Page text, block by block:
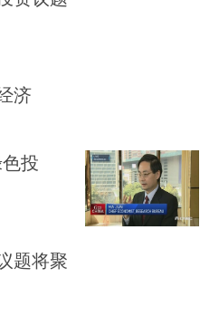
济
投
题将聚